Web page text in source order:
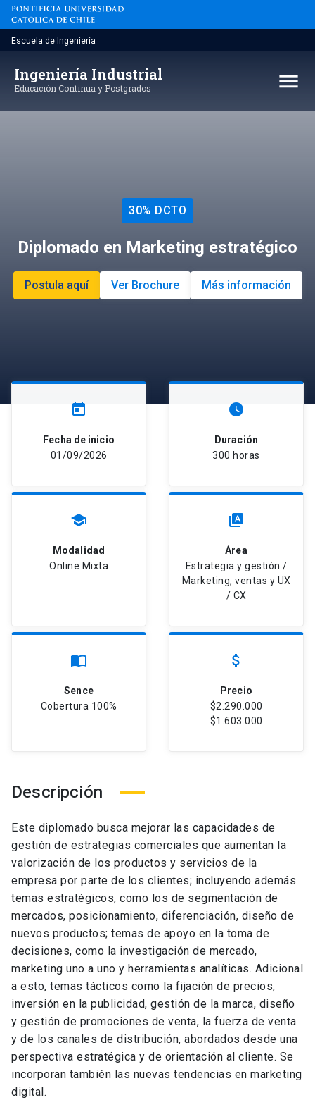
Saltar
contenido
Escuela de Ingeniería
Ingeniería Industrial
Educación Continua y Postgrados menu
30% DCTO
Diplomado en Marketing estratégico
Postula aquí Ver Brochure Más información
today
Fecha de inicio
01/09/2026
watch_later
Duración
300 horas
school
Modalidad
Online Mixta
type_specimen
Área
Estrategia y gestión /
Marketing, ventas y UX
/ CX
import_contacts
Sence
Cobertura 100%
attach_money
Precio
$2.290.000
$1.603.000
Descripción
Este diplomado busca mejorar las capacidades de
gestión de estrategias comerciales que aumentan la
valorización de los productos y servicios de la
empresa por parte de los clientes; incluyendo además
temas estratégicos, como los de segmentación de
mercados, posicionamiento, diferenciación, diseño de
nuevos productos; temas de apoyo en la toma de
decisiones, como la investigación de mercado,
marketing uno a uno y herramientas analíticas. Adicional
a esto, temas tácticos como la fijación de precios,
inversión en la publicidad, gestión de la marca, diseño
y gestión de promociones de venta, la fuerza de venta
y de los canales de distribución, abordados desde una
perspectiva estratégica y de orientación al cliente. Se
incorporan también las nuevas tendencias en marketing
digital.